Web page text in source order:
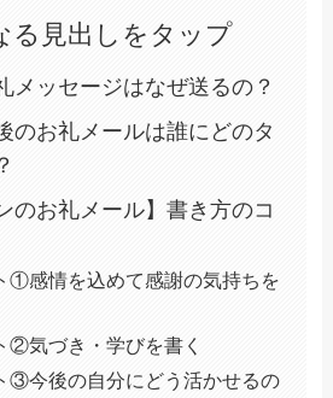
る見出しをタップ
メッセージはなぜ送るの？
のお礼メールは誰にどのタ
のお礼メール】書き方のコ
①感情を込めて感謝の気持ちを
②気づき・学びを書く
③今後の自分にどう活かせるの